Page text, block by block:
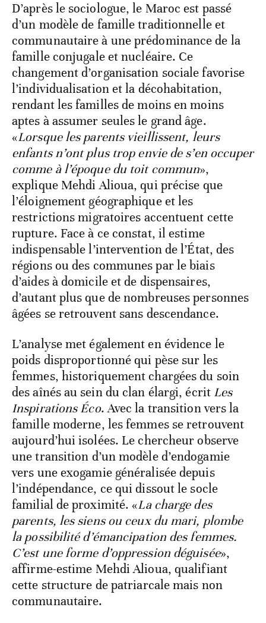
D’après le sociologue, le Maroc est passé
d’un modèle de famille traditionnelle et
communautaire à une prédominance de la
famille conjugale et nucléaire. Ce
changement d’organisation sociale favorise
l’individualisation et la décohabitation,
rendant les familles de moins en moins
aptes à assumer seules le grand âge.
«Lorsque les parents vieillissent, leurs
enfants n’ont plus trop envie de s’en occuper
comme à l’époque du toit commun»,
explique Mehdi Alioua, qui précise que
l’éloignement géographique et les
restrictions migratoires accentuent cette
rupture. Face à ce constat, il estime
indispensable l’intervention de l’État, des
régions ou des communes par le biais
d’aides à domicile et de dispensaires,
d’autant plus que de nombreuses personnes
âgées se retrouvent sans descendance.
L’analyse met également en évidence le
poids disproportionné qui pèse sur les
femmes, historiquement chargées du soin
des aînés au sein du clan élargi, écrit Les
Inspirations Éco. Avec la transition vers la
famille moderne, les femmes se retrouvent
aujourd’hui isolées. Le chercheur observe
une transition d’un modèle d’endogamie
vers une exogamie généralisée depuis
l’indépendance, ce qui dissout le socle
familial de proximité. «La charge des
parents, les siens ou ceux du mari, plombe
la possibilité d’émancipation des femmes.
C’est une forme d’oppression déguisée»,
affirme-estime Mehdi Alioua, qualifiant
cette structure de patriarcale mais non
communautaire.